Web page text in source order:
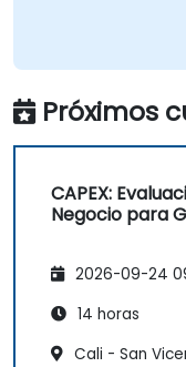
Próximos
CAPEX:
Negocio para
2026-09-24
14 horas
Cali - San